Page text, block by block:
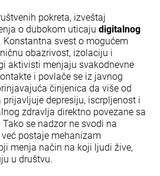
pokreta, izveštaj
o dubokom uticaju digitalnog
. Konstantna svest o mogućem
obazrivost, izolaciju i
aktivisti menjaju svakodnevne
i povlače se iz javnog
činjenica da više od
depresiju, iscrpljenost i
zdravlja direktno povezane sa
se nadzor ne svodi na
postaje mehanizam
menja način na koji ljudi žive,
u društvu.